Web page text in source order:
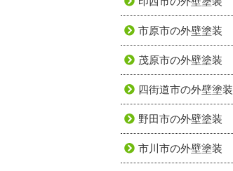
市原市の外壁塗装
茂原市の外壁塗装
四街道市の外壁塗装
野田市の外壁塗装
市川市の外壁塗装